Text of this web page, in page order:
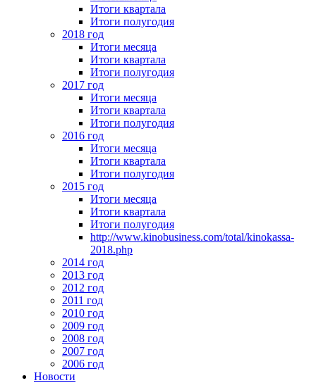
Итоги квартала
Итоги полугодия
2018 год
Итоги месяца
Итоги квартала
Итоги полугодия
2017 год
Итоги месяца
Итоги квартала
Итоги полугодия
2016 год
Итоги месяца
Итоги квартала
Итоги полугодия
2015 год
Итоги месяца
Итоги квартала
Итоги полугодия
http://www.kinobusiness.com/total/kinokassa-
2018.php
2014 год
2013 год
2012 год
2011 год
2010 год
2009 год
2008 год
2007 год
2006 год
Новости